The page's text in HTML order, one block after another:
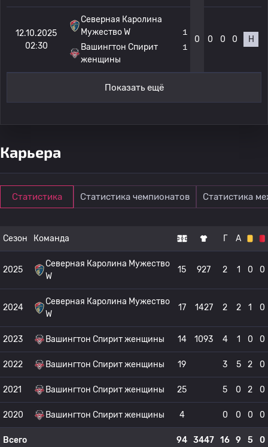
12.10.2025
02:30
Северная Каролина
Мужество W
Вашингтон Спирит
женщины
1
1
0 0 0 0 Н
Показать ещё
Карьера
Статистика Статистика чемпионатов Статистика
Сезон Команда Г А
2025
Северная Каролина Мужество
W
15 927 2 1 0 0
2024
Северная Каролина Мужество
W
17 1427 2 2 1 0
2023 Вашингтон Спирит женщины 14 1093 4 1 0 0
2022 Вашингтон Спирит женщины 19 3 5 2 0
2021 Вашингтон Спирит женщины 25 5 0 2 0
2020 Вашингтон Спирит женщины 4 0 0 0 0
Всего 94 3447 16 9 5 0